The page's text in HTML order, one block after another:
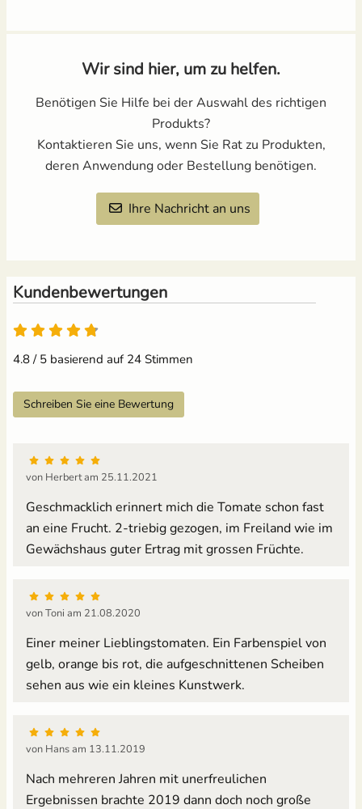
Wir sind hier, um zu helfen.
Benötigen Sie Hilfe bei der Auswahl des richtigen
Produkts?
Kontaktieren Sie uns, wenn Sie Rat zu Produkten,
deren Anwendung oder Bestellung benötigen.
Ihre Nachricht an uns
Kundenbewertungen
4.8 von 5
4.8 / 5 basierend auf 24 Stimmen
Schreiben Sie eine Bewertung
von Herbert am 25.11.2021
Geschmacklich erinnert mich die Tomate schon fast
an eine Frucht. 2-triebig gezogen, im Freiland wie im
Gewächshaus guter Ertrag mit grossen Früchte.
von Toni am 21.08.2020
Einer meiner Lieblingstomaten. Ein Farbenspiel von
gelb, orange bis rot, die aufgeschnittenen Scheiben
sehen aus wie ein kleines Kunstwerk.
von Hans am 13.11.2019
Nach mehreren Jahren mit unerfreulichen
Ergebnissen brachte 2019 dann doch noch große